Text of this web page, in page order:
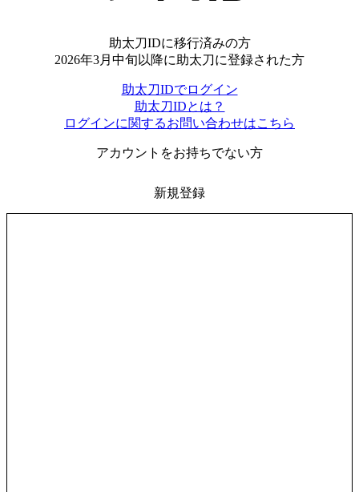
助太刀IDに移行済みの方
2026年3月中旬以降に助太刀に登録された方
助太刀IDでログイン
助太刀IDとは？
ログインに関するお問い合わせはこちら
アカウントをお持ちでない方
新規登録